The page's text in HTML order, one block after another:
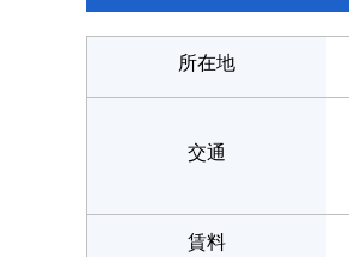
所在地
交通
賃料